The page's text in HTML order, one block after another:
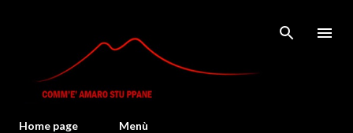
Home page Menù